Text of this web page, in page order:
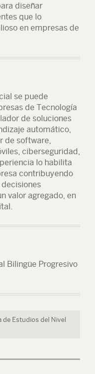
diseñar
que lo
en empresas de
se puede
de Tecnología
de soluciones
automático,
de software,
ciberseguridad,
lo habilita
contribuyendo
valor agregado, en
Bilingüe Progresivo
de Estudios del Nivel